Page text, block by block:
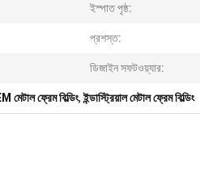
ইস্পাত পৃষ্ঠ:
প্রশস্ত:
ডিজাইন সফটওয়্যার:
মেটাল ফ্রেম বিল্ডিং,ইন্ডাস্ট্রিয়াল মেটাল ফ্রেম বিল্ডিং